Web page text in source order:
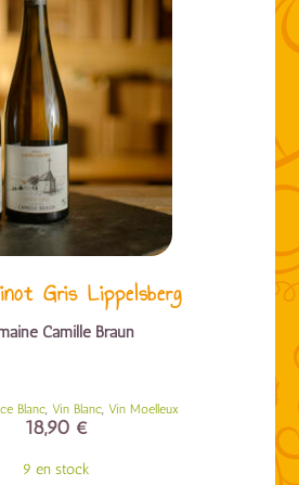
Gris Lippelsberg
Camille Braun
Blanc, Vin Blanc, Vin Moelleux
18,90 €
9 en stock